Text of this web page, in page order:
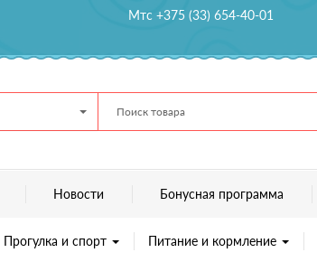
Мтс +375 (33) 654-40-01
Новости Бонусная программа
Прогулка и спорт Питание и кормление